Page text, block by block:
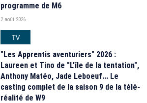
programme de M6
2 août 2026
TV
"Les Apprentis aventuriers" 2026 :
Laureen et Tino de "L'île de la tentation",
Anthony Matéo, Jade Leboeuf... Le
casting complet de la saison 9 de la télé-
réalité de W9